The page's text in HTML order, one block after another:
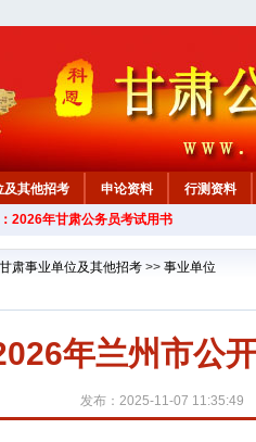
及其他招考 申论资料
行测资料
2026年甘肃公务员考试用书
甘肃事业单位及其他招考 >> 事业单位
年兰州市公
发布：2025-11-07 11:35:49